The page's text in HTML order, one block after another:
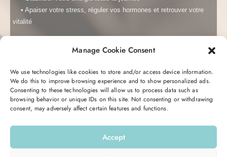
Manage Cookie Consent
We use technologies like cookies to store and/or access device information.
We do this to improve browsing experience and to show personalized ads.
Consenting to these technologies will allow us to process data such as
browsing behavior or unique IDs on this site. Not consenting or withdrawing
consent, may adversely affect certain features and functions.
Accept
Se connecter
• Apaiser votre stress, réguler vos hormones et retrouver votre
vitalité
C’est totalement gratuit et transformant.
Vous recevrez pendant 5 jours un email avec des conseils, des
astuces, et une action à réaliser pour retrouver votre équilibre
hormonal et votre énergie.
Entrez votre email ici pour commencer :